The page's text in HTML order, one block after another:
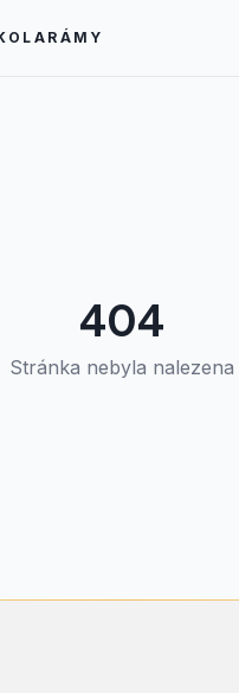
RÁMY
404
Stránka nebyla nalezena